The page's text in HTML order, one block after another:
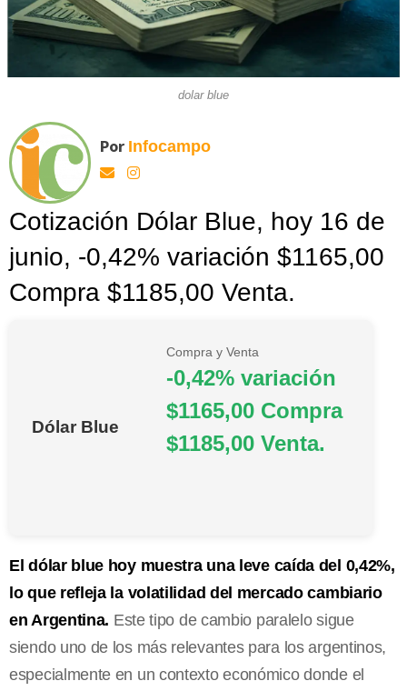
dolar blue
Por Infocampo
Cotización Dólar Blue, hoy 16 de
junio, -0,42% variación $1165,00
Compra $1185,00 Venta.
Dólar Blue
Compra y Venta
-0,42% variación
$1165,00 Compra
$1185,00 Venta.
El dólar blue hoy muestra una leve caída del 0,42%,
lo que refleja la volatilidad del mercado cambiario
en Argentina. Este tipo de cambio paralelo sigue
siendo uno de los más relevantes para los argentinos,
especialmente en un contexto económico donde el